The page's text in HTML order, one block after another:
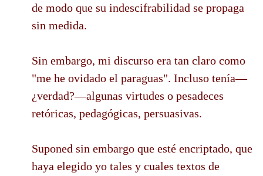
de modo que su indescifrabilidad se propaga
sin medida.
Sin embargo, mi discurso era tan claro como
"me he ovidado el paraguas". Incluso tenía—
¿verdad?—algunas virtudes o pesadeces
retóricas, pedagógicas, persuasivas.
Suponed sin embargo que esté encriptado, que
haya elegido yo tales y cuales textos de